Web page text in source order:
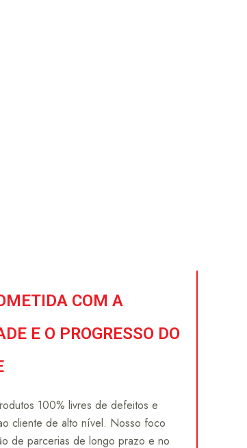
COM A
E O PROGRESSO DO
100% livres de defeitos e
cliente de alto nível. Nosso foco
de parcerias de longo prazo e no